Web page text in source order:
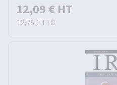
12,09 € HT
12,76 € TTC